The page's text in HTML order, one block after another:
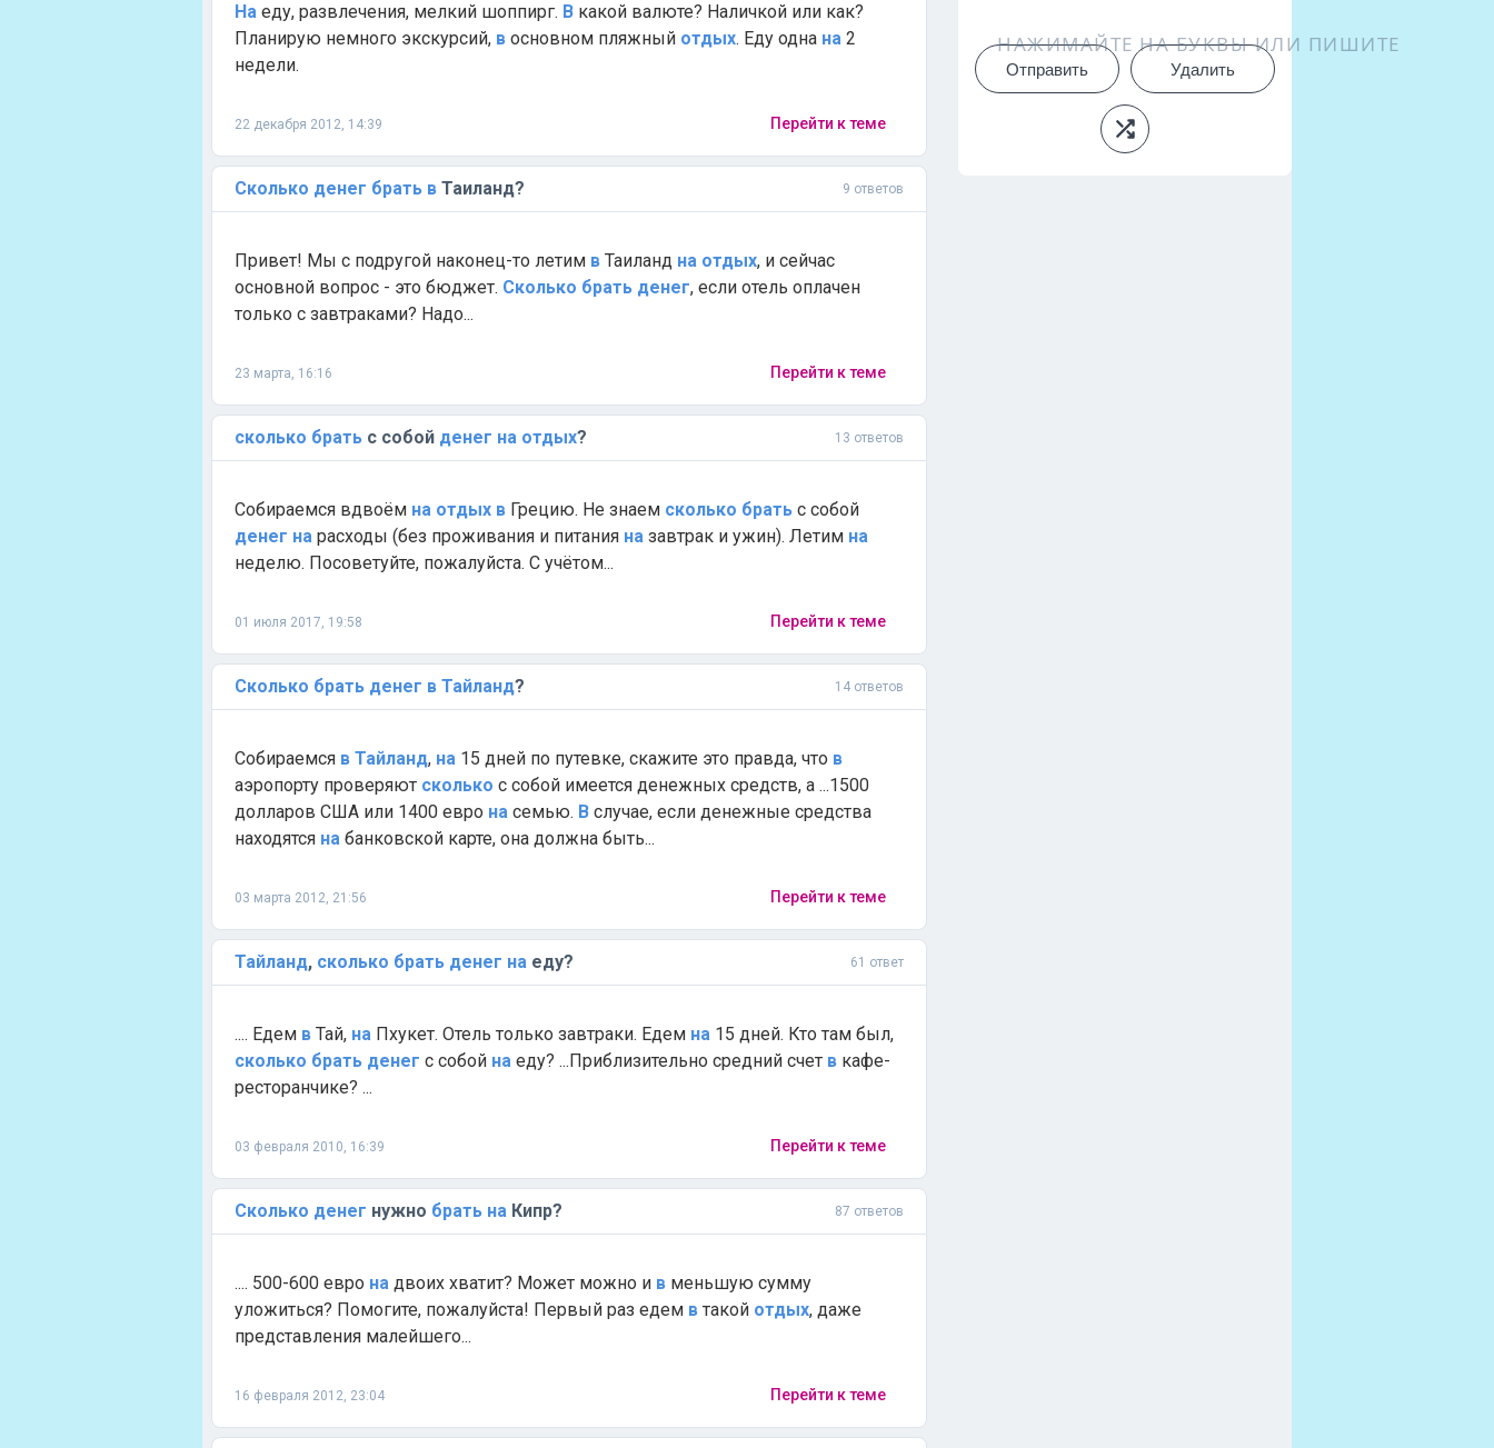
На еду, развлечения, мелкий шоппирг. В какой валюте? Наличкой или как?
Планирую немного экскурсий, в основном пляжный отдых. Еду одна на 2
недели.
22 декабря 2012, 14:39 Перейти к теме
Сколько денег брать в Таиланд? 9 ответов
Привет! Мы с подругой наконец-то летим в Таиланд на отдых, и сейчас
основной вопрос - это бюджет. Сколько брать денег, если отель оплачен
только с завтраками? Надо...
23 марта, 16:16 Перейти к теме
сколько брать с собой денег на отдых? 13 ответов
Собираемся вдвоём на отдых в Грецию. Не знаем сколько брать с собой
денег на расходы (без проживания и питания на завтрак и ужин). Летим на
неделю. Посоветуйте, пожалуйста. С учётом...
01 июля 2017, 19:58 Перейти к теме
Сколько брать денег в Тайланд? 14 ответов
Собираемся в Тайланд, на 15 дней по путевке, скажите это правда, что в
аэропорту проверяют сколько с собой имеется денежных средств, а ...1500
долларов США или 1400 евро на семью. В случае, если денежные средства
находятся на банковской карте, она должна быть...
03 марта 2012, 21:56 Перейти к теме
Тайланд, сколько брать денег на еду? 61 ответ
.... Едем в Тай, на Пхукет. Отель только завтраки. Едем на 15 дней. Кто там был,
сколько брать денег с собой на еду? ...Приблизительно средний счет в кафе-
ресторанчике? ...
03 февраля 2010, 16:39 Перейти к теме
Сколько денег нужно брать на Кипр? 87 ответов
.... 500-600 евро на двоих хватит? Может можно и в меньшую сумму
уложиться? Помогите, пожалуйста! Первый раз едем в такой отдых, даже
представления малейшего...
16 февраля 2012, 23:04 Перейти к теме
НАЖИМАЙТЕ НА БУКВЫ ИЛИ ПИШИТЕ
Отправить Удалить